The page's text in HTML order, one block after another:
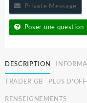
Private Message
Poser une question
DESCRIPTION
TRADER GB PLUS
RENSEIGNEMENTS